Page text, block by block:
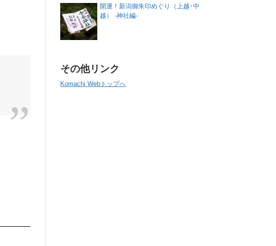
開運！新潟御朱印めぐり（上越･中
越） -神社編-
その他リンク
Komachi Webトップへ